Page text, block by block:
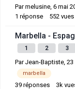
Parmelusine 6 mai
1 réponse 552 vues
Marbella -
1 2 3
ParJean-Baptiste 23
marbella
39 réponses 3k